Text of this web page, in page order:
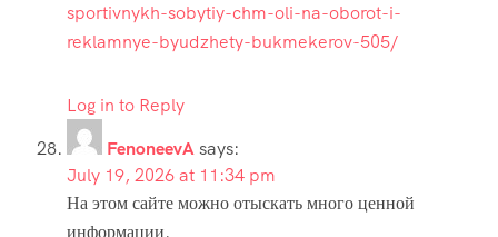
sportivnykh-sobytiy-chm-oli-na-oborot-i-
reklamnye-byudzhety-bukmekerov-505/
Log in to Reply
FenoneevAsays:
July 19, 2026 at 11:34 pm
На этом сайте можно отыскать много ценной